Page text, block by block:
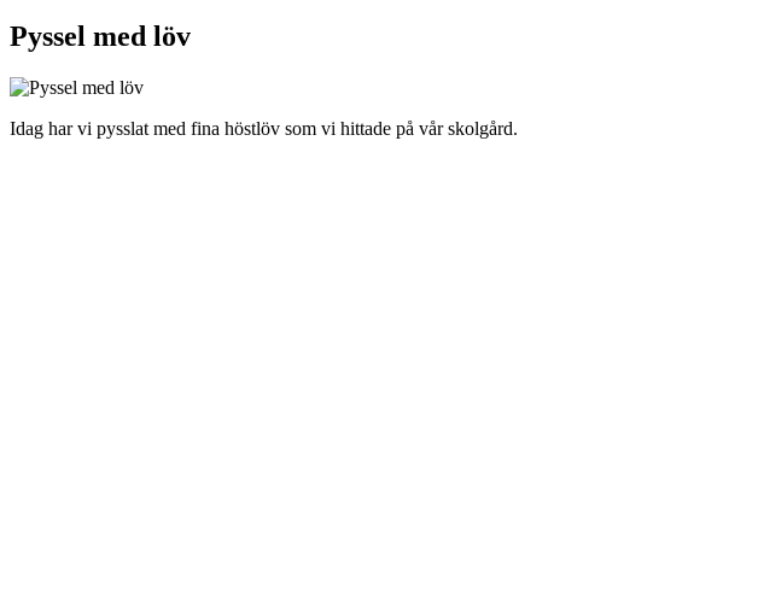
Pyssel med löv
Idag har vi pysslat med fina höstlöv som vi hittade på vår skolgård.